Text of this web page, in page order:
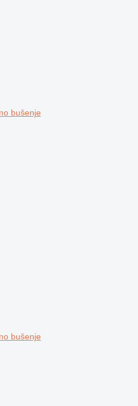
bušenje
bušenje